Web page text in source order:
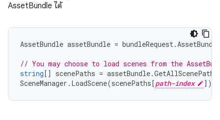
AssetBundle ได้
AssetBundle assetBundle = bundleRequest . AssetBundle
// You may choose to load scenes from the
string[] scenePaths = assetBundle.GetAllScenePaths
SceneManager . LoadScene(scenePaths[path-index ]);